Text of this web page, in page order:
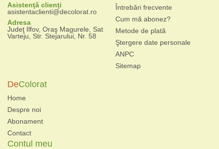
Asistenţă clienţi
asistentaclienti@decolorat.ro
Adresa
Judeţ Ilfov, Oraş Magurele, Sat
Varteju, Str. Stejarului, Nr. 58
Întrebări frecvente
Cum mă abonez?
Metode de plată
Ştergere date personale
ANPC
Sitemap
DeColorat
Home
Despre noi
Abonament
Contact
Contul meu